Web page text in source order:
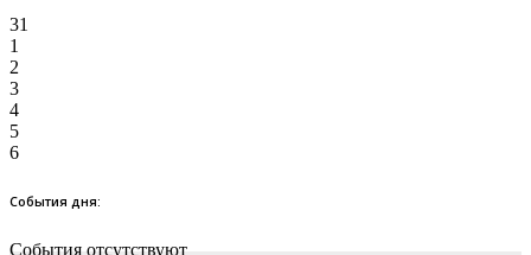
31
1
2
3
4
5
6
События дня:
События отсутствуют